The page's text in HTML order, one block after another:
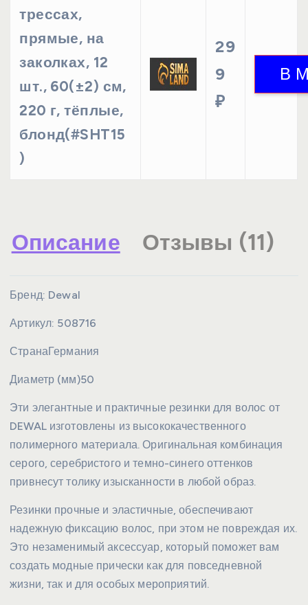
трессах,
прямые, на
заколках, 12
шт., 60(±2) см,
220 г, тёплые,
блонд(#SHT15
)
29
9
₽
Описание Отзывы (11)
Бренд: Dewal
Артикул: 508716
СтранаГермания
Диаметр (мм)50
Эти элегантные и практичные резинки для волос от
DEWAL изготовлены из высококачественного
полимерного материала. Оригинальная комбинация
серого, серебристого и темно-синего оттенков
привнесут толику изысканности в любой образ.
Резинки прочные и эластичные, обеспечивают
надежную фиксацию волос, при этом не повреждая их.
Это незаменимый аксессуар, который поможет вам
создать модные прически как для повседневной
жизни, так и для особых мероприятий.